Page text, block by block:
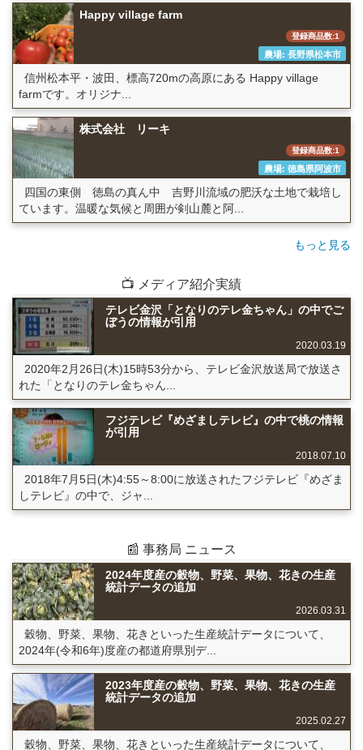
Happy village farm
登録商品数:1
農場: 長野県松本市
信州松本平・波田、標高720mの高原にある Happy village
farmです。オリジナ...
株式会社 リーキ
登録商品数:1
農場: 徳島県阿波市
四国の東側 徳島の真ん中 吉野川流域の肥沃な土地で栽培し
ています。温暖な気候と周囲が剣山麓と阿...
もっと見る
📺 メディア紹介実績
テレビ金沢「となりのテレ金ちゃん」の中でご
ぼうの情報が引用
2020.03.19
2020年2月26日(木)15時53分から、テレビ金沢放送局で放送さ
れた「となりのテレ金ちゃん...
フジテレビ『めざましテレビ』の中で桃の情報
が引用
2018.07.10
2018年7月5日(木)4:55～8:00に放送されたフジテレビ『めざま
しテレビ』の中で、ジャ...
📰 事務局 ニュース
2024年度産の穀物、野菜、果物、花きの生産
統計データの追加
2026.03.31
穀物、野菜、果物、花きといった生産統計データについて、
2024年(令和6年)度産の都道府県別デ...
2023年度産の穀物、野菜、果物、花きの生産
統計データの追加
2025.02.27
穀物、野菜、果物、花きといった生産統計データについて、